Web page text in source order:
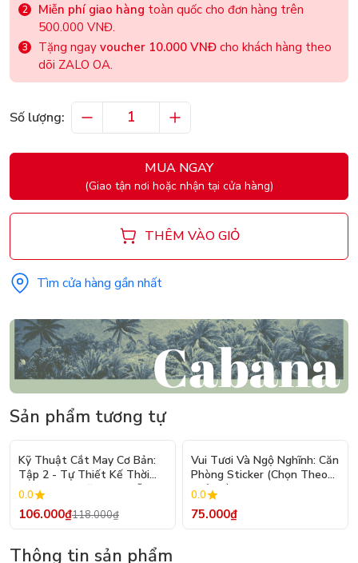
Miễn phí giao hàng toàn quốc cho đơn hàng trên
500.000 VNĐ.
Tặng ngay voucher 10.000 VNĐ cho khách hàng theo
dõi ZALO OA.
Số lượng:
MUA NGAY
(Giao tận nơi hoặc nhận tại cửa hàng)
THÊM VÀO GIỎ
Tìm cửa hàng gần nhất
Sản phẩm tương tự
- 10%
Kỹ Thuật Cắt May Cơ Bản:
Tập 2 - Tự Thiết Kế Thời
Trang Nam Nữ - Tạo Mẫu
Rập - Kỹ Thuật Nhảy Size
0.0
106.000₫118.000₫
Vui Tươi Và Ngộ Nghĩnh: Căn
Phòng Sticker (Chọn Theo
Chủ Đề) - Hơn 250 Sticker
0.0
75.000₫
Thông tin sản phẩm